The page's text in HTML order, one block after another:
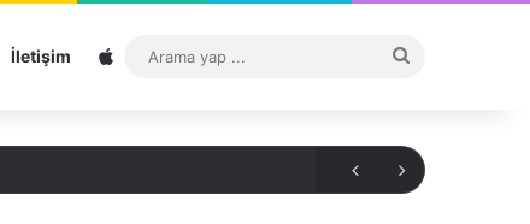
İletişim Sitemap
...